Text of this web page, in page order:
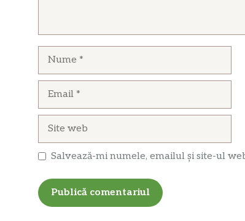
Salvează-mi numele, emailul și site-ul